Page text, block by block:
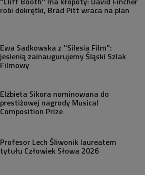
robi dokrętki, Brad Pitt wraca na plan
Ewa Sadkowska z "Silesia Film":
jesienią zainaugurujemy Śląski Szlak
Filmowy
Elżbieta Sikora nominowana do
prestiżowej nagrody Musical
Composition Prize
Profesor Lech Śliwonik laureatem
tytułu Człowiek Słowa 2026